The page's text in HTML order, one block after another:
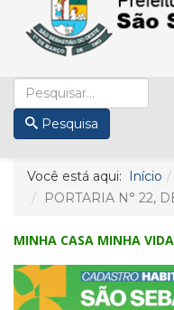
Pesquisa
Você está aqui: Início
PORTARIA N° 22,
MINHA CASA MINHA VIDA